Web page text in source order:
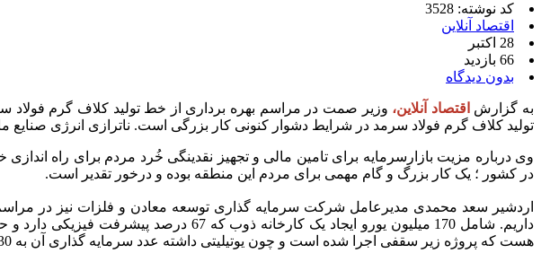
کد نوشته: 3528
اقتصاد آنلاین
28 اکتبر
66 بازدید
بدون دیدگاه
به گزارش اقتصاد آنلاین، وزیر صمت در مراسم بهره برداری از خط تولید کلاف گرم فولاد
تولید کلاف گرم فولاد سرمد در شرایط دشوار کنونی کار بزرگی است. ناترازی انرژی صنایع
وی درباره مزیت بازارسرمایه برای تامین مالی و تجهیز نقدینگی خُرد مردم برای راه
در کشور ؛ یک کار بزرگ و گام مهمی برای مردم این منطقه بوده و درخور تقدیر است.
هست که پروژه زیر سقفی اجرا شده است و چون یوتیلیتی داشته عدد سرمایه گذاری آن به 30 میلیون یورو محدود شده است.